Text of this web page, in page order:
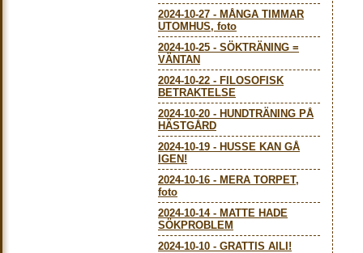
2024-10-27 - MÅNGA TIMMAR
UTOMHUS, foto
2024-10-25 - SÖKTRÄNING =
VÄNTAN
2024-10-22 - FILOSOFISK
BETRAKTELSE
2024-10-20 - HUNDTRÄNING PÅ
HÄSTGÅRD
2024-10-19 - HUSSE KAN GÅ
IGEN!
2024-10-16 - MERA TORPET,
foto
2024-10-14- MATTE HADE
SÖKPROBLEM
2024-10-10 - GRATTIS AILI!